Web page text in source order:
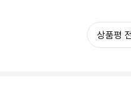
상품평